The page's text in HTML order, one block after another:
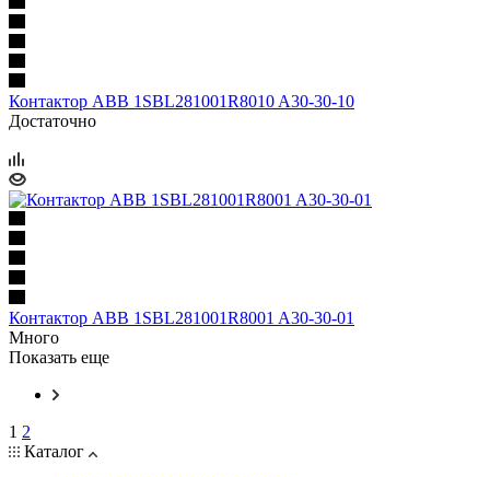
Контактор ABB 1SBL281001R8010 A30-30-10
Достаточно
Контактор ABB 1SBL281001R8001 A30-30-01
Много
Показать еще
1 2
Каталог